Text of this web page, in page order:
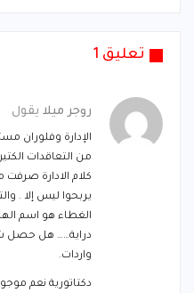
تعليق 1
روجر ميلا يقول
الإدارة وفلوران
من التعاقدات
كلام الادارة
يربحوا ليس إلا .
الغطاء هو اسم
دراية…… هل حصل
واردات.
دكتاتورية نعم